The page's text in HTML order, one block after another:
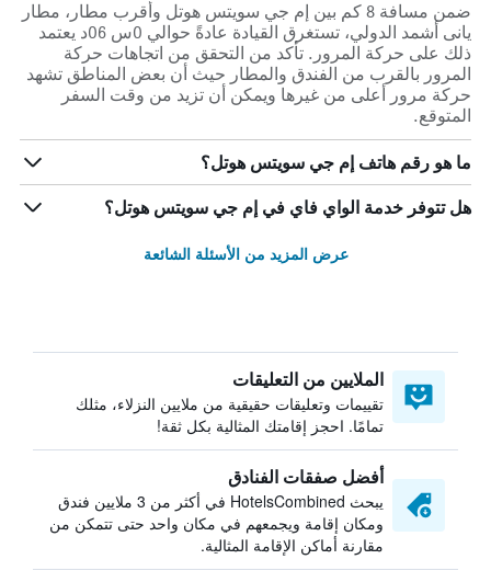
ضمن مسافة 8 كم بين إم جي سويتس هوتل وأقرب مطار، مطار
يانى أشمد الدولي، تستغرق القيادة عادةً حوالي 0س 06د يعتمد
ذلك على حركة المرور. تأكد من التحقق من اتجاهات حركة
المرور بالقرب من الفندق والمطار حيث أن بعض المناطق تشهد
حركة مرور أعلى من غيرها ويمكن أن تزيد من وقت السفر
المتوقع.
ما هو رقم هاتف إم جي سويتس هوتل؟
هل تتوفر خدمة الواي فاي في إم جي سويتس هوتل؟
عرض المزيد من الأسئلة الشائعة
الملايين من التعليقات
تقييمات وتعليقات حقيقية من ملايين النزلاء، مثلك
تمامًا. احجز إقامتك المثالية بكل ثقة!
أفضل صفقات الفنادق
يبحث HotelsCombined في أكثر من 3 ملايين فندق
ومكان إقامة ويجمعهم في مكان واحد حتى تتمكن من
مقارنة أماكن الإقامة المثالية.